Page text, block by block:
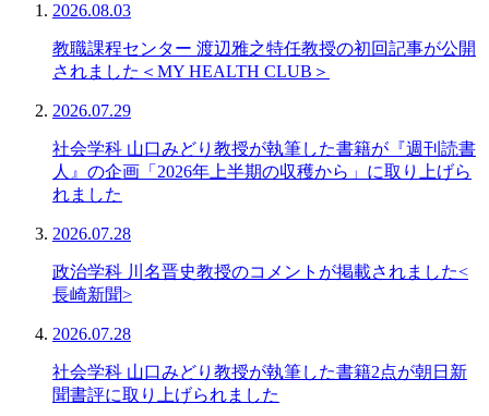
2026.08.03
教職課程センター 渡辺雅之特任教授の初回記事が公開
されました＜MY HEALTH CLUB＞
2026.07.29
社会学科 山口みどり教授が執筆した書籍が『週刊読書
人』の企画「2026年上半期の収穫から」に取り上げら
れました
2026.07.28
政治学科 川名晋史教授のコメントが掲載されました<
長崎新聞>
2026.07.28
社会学科 山口みどり教授が執筆した書籍2点が朝日新
聞書評に取り上げられました